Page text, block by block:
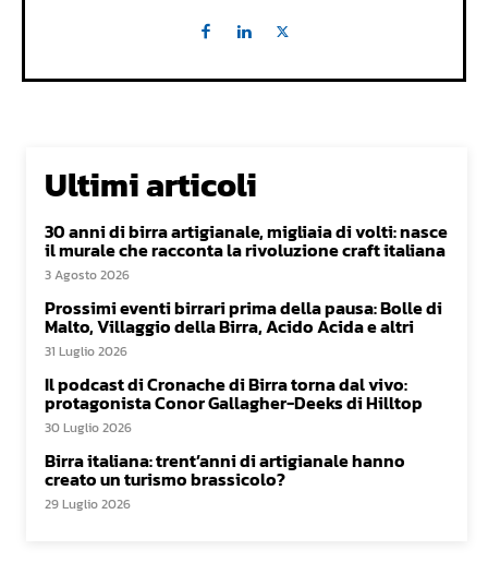
Ultimi articoli
30 anni di birra artigianale, migliaia di volti: nasce
il murale che racconta la rivoluzione craft italiana
3 Agosto 2026
Prossimi eventi birrari prima della pausa: Bolle di
Malto, Villaggio della Birra, Acido Acida e altri
31 Luglio 2026
Il podcast di Cronache di Birra torna dal vivo:
protagonista Conor Gallagher-Deeks di Hilltop
30 Luglio 2026
Birra italiana: trent’anni di artigianale hanno
creato un turismo brassicolo?
29 Luglio 2026